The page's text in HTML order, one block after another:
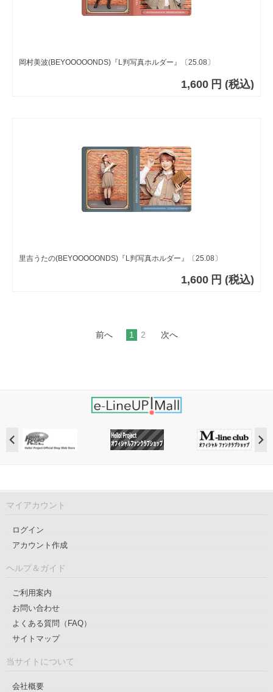
岡村美波(BEYOOOOONDS)『L判写真ホルダー』〔25.08〕
1,600 円 (税込)
里吉うたの(BEYOOOOONDS)『L判写真ホルダー』〔25.08〕
1,600 円 (税込)
前へ 1 2 次へ
マイアカウント
ログイン
アカウント作成
ヘルプ＆ガイド
ご利用案内
お問い合わせ
よくある質問（FAQ）
サイトマップ
当サイトについて
会社概要